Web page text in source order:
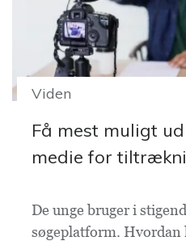
Viden
Få mest muligt
medie for
De unge bruger i
søgeplatform. Hvordan